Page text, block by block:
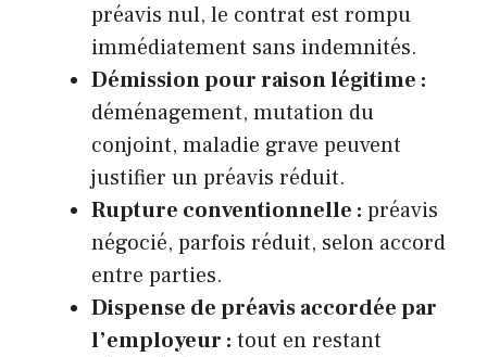
préavis nul, le contrat est rompu
immédiatement sans indemnités.
Démission pour raison légitime :
déménagement, mutation du
conjoint, maladie grave peuvent
justifier un préavis réduit.
Rupture conventionnelle : préavis
négocié, parfois réduit, selon accord
entre parties.
Dispense de préavis accordée par
l’employeur : tout en restant